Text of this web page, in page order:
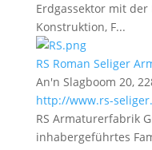
Erdgassektor mit der
Konstruktion, F...
RS Roman Seliger
An'n Slagboom 20,
http://www.rs-
RS Armaturerfabrik
inhabergeführtes